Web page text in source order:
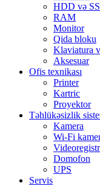
HDD və
RAM
Monitor
Qida bloku
Klaviatura
Aksesuar
Ofis texnikası
Printer
Kartric
Proyektor
Təhlükəsizlik
Kamera
Wi-Fi
Domofon
UPS
Servis